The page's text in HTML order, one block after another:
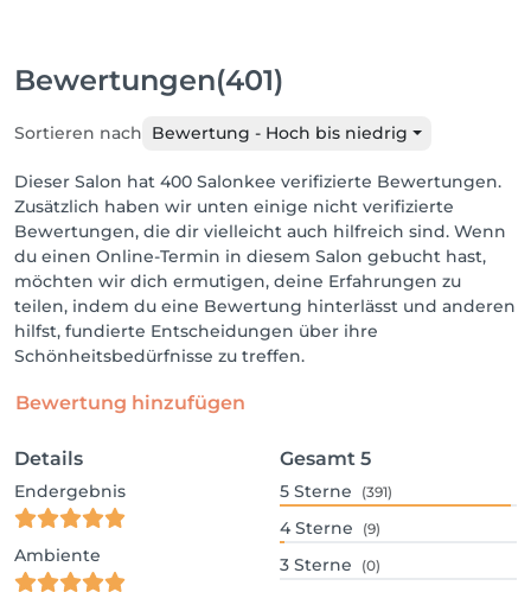
Bewertungen(401)
Sortieren nach Bewertung - Hoch bis niedrig
Dieser Salon hat 400 Salonkee verifizierte Bewertungen.
Zusätzlich haben wir unten einige nicht verifizierte
Bewertungen, die dir vielleicht auch hilfreich sind. Wenn
du einen Online-Termin in diesem Salon gebucht hast,
möchten wir dich ermutigen, deine Erfahrungen zu
teilen, indem du eine Bewertung hinterlässt und anderen
hilfst, fundierte Entscheidungen über ihre
Schönheitsbedürfnisse zu treffen.
Bewertung hinzufügen
Details
Endergebnis
Ambiente
Gesamt 5
5 Sterne (391)
4 Sterne (9)
3 Sterne (0)